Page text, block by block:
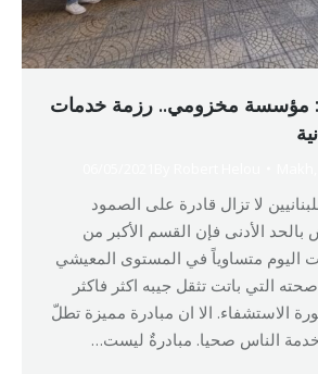
مؤسسة مخزومي.. رزمة خدمات
لا تزال قادرة على الصمود
بالحد الأدنى فإن القسم الأكبر من
اليوم متساوياً في المستوى المعيشي
التي باتت تثقل جيبه اكثر فاكثر
الاستشفاء. الا ان مبادرة مميزة تطلّ
الناس صحيا. مبادرةٌ ليست…